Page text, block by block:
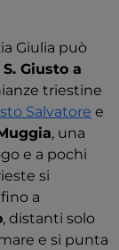
Giulia può
Giusto a
triestine
Salvatore e
, una
e a pochi
si
a
, distanti solo
e si punta